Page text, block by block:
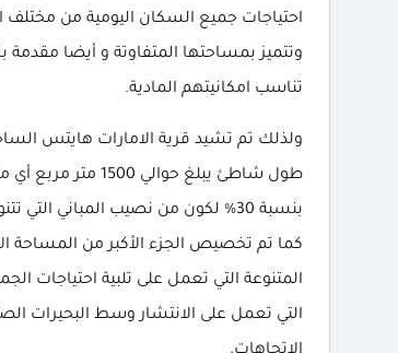
احتياجات جميع السكان اليومية من مختلف
وتتميز بمساحتها المتفاوتة و أيضا مقدمة
تناسب امكانيتهم المادية.
بنسبة 30% لكون من نصيب المباني
المتنوعة التي تعمل على تلبية احتياجات
التي تعمل على الانتشار وسط البحيرات